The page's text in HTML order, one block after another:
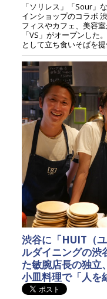
「ソリレス」「Sour」
インショップのコラボ
フィスやカフェ、美容
「VS」がオープンした
として立ち食いそばを
渋谷に「HUIT（
ルダイニングの渋
た敏腕店長の独立
小皿料理で「人を